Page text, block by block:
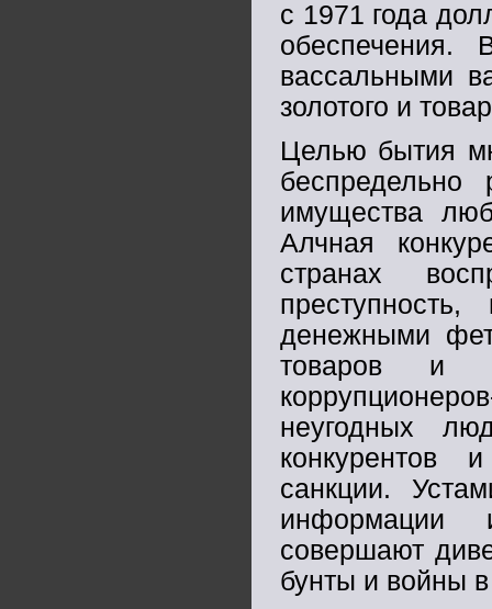
с 1971 года
обеспечения.
вассальными
золотого и
Целью бытия
имущества
Алчная
странах
денежными
товаров и
неугодных
конкурентов
санкции.
информации
совершают
бунты и войны